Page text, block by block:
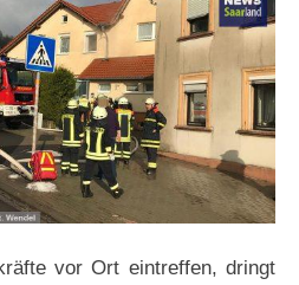
vor Ort eintreffen, dringt